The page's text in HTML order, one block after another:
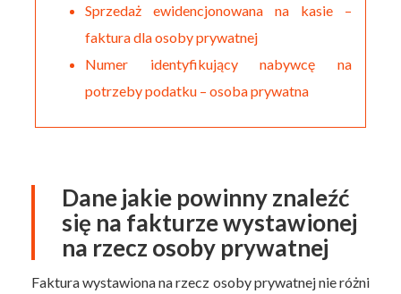
Sprzedaż ewidencjonowana na kasie –
faktura dla osoby prywatnej
Numer identyfikujący nabywcę na
potrzeby podatku – osoba prywatna
Dane jakie powinny znaleźć
się na fakturze wystawionej
na rzecz osoby prywatnej
Faktura wystawiona na rzecz osoby prywatnej nie różni